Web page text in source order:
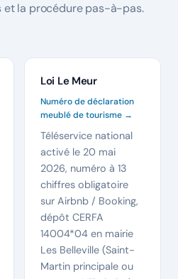
et la procédure pas-à-pas.
Loi Le Meur
Numéro de déclaration
meublé de tourisme →
Téléservice national
activé le 20 mai
2026, numéro à 13
chiffres obligatoire
sur Airbnb / Booking,
dépôt CERFA
14004*04 en mairie
Les Belleville (Saint-
Martin principale ou